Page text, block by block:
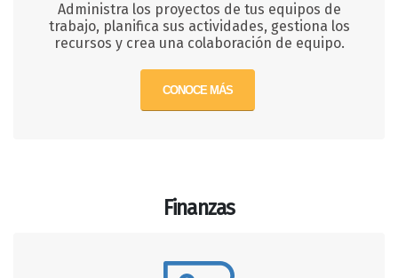
Administra los proyectos de tus equipos de
trabajo, planifica sus actividades, gestiona los
recursos y crea una colaboración de equipo.
CONOCE MÁS
Finanzas